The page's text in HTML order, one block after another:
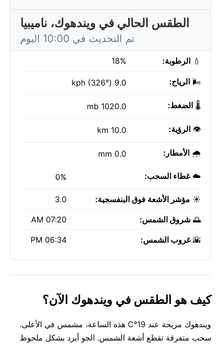
الطقس الحالي في ويندهوك، ناميبيا
تم التحديث في 10:00 اليوم
💧 الرطوبة: 18%
🌬️ الرياح: 9.0 kph (326°)
🌡️ الضغط: 1020.0 mb
👁️ الرؤية: 10.0 km
🌧️ الأمطار: 0.0 mm
☁️غطاء السحب: 0%
☀️ مؤشر الأشعة فوق البنفسجية: 3.0
🌅 شروق الشمس: 07:20 AM
🌇غروب الشمس: 06:34 PM
كيف هو الطقس في ويندهوك الآن؟
ويندهوك مريحة عند 19°C هذه الساعة، مشمس في الأعلى.
سحب متفرقة تقطع أشعة الشمس. الجو أبرد بشكل ملحوظ